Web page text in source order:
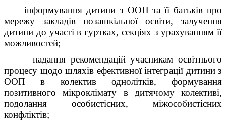
·
інформування дитини з ООП та її батьків про
мережу закладів позашкільної освіти, залучення
дитини до участі в гуртках, секціях з урахуванням її
можливостей;
·
надання рекомендацій учасникам освітнього
процесу щодо шляхів ефективної інтеграції дитини з
ООП в колектив однолітків, формування
позитивного мікроклімату в дитячому колективі,
подолання особистісних, міжособистісних
конфліктів;